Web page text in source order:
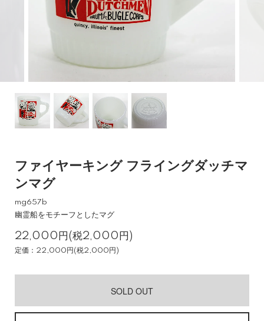
ファイヤーキング フライングダッチマ
ンマグ
mg657b
幽霊船をモチーフとしたマグ
22,000円(税2,000円)
定価：22,000円(税2,000円)
SOLD OUT